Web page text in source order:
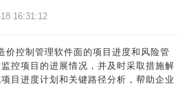
16:31:12
价控制管理软件面的项目进度和风险管
控项目的进展情况，并及时采取措施解
目进度计划和关键路径分析，帮助企业